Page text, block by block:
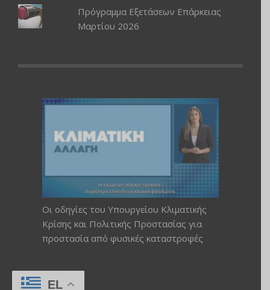
Πρόγραμμα Εξετάσεων Επάρκειας
Μαρτίου 2026
Οι οδηγίες του Υπουργείου Κλιματικής
Κρίσης και Πολιτικής Προστασίας για
προστασία από φυσικές καταστροφές
EL